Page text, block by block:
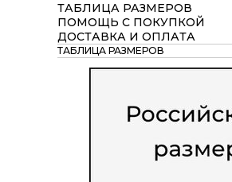
ТАБЛИЦА РАЗМЕРОВ
ПОМОЩЬ С ПОКУПКОЙ
ДОСТАВКА И ОПЛАТА
ТАБЛИЦА РАЗМЕРОВ